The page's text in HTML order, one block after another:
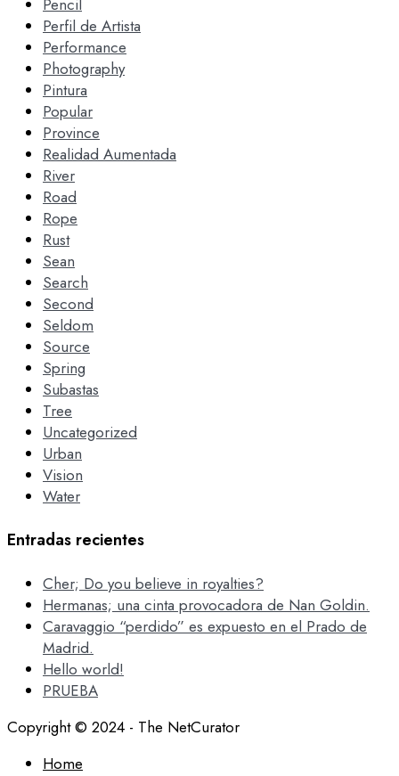
Pencil
Perfil de Artista
Performance
Photography
Pintura
Popular
Province
Realidad Aumentada
River
Road
Rope
Rust
Sean
Search
Second
Seldom
Source
Spring
Subastas
Tree
Uncategorized
Urban
Vision
Water
Entradas recientes
Cher; Do you believe in royalties?
Hermanas; una cinta provocadora de Nan Goldin.
Caravaggio “perdido” es expuesto en el Prado de
Madrid.
Hello world!
PRUEBA
Copyright © 2024 - The NetCurator
Home